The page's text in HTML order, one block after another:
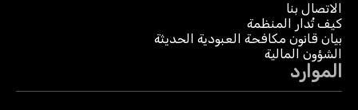
الاتصال بنا
كيف تُدار المنظمة
بيان قانون مكافحة العبودية الحديثة
الشؤون المالية
الموارد